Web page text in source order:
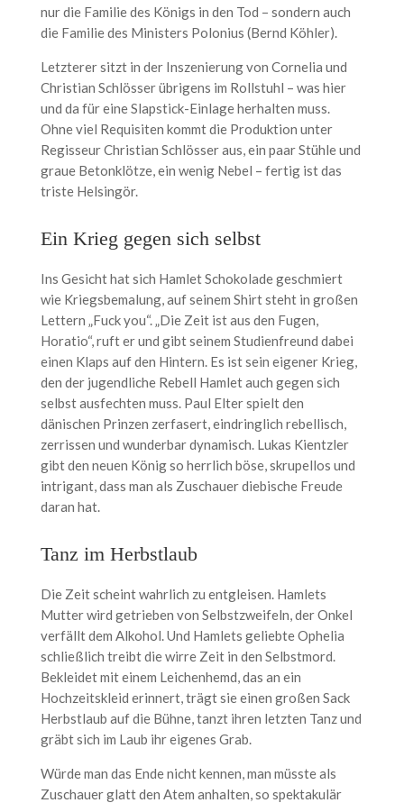
nur die Familie des Königs in den Tod – sondern auch
die Familie des Ministers Polonius (Bernd Köhler).
Letzterer sitzt in der Inszenierung von Cornelia und
Christian Schlösser übrigens im Rollstuhl – was hier
und da für eine Slapstick-Einlage herhalten muss.
Ohne viel Requisiten kommt die Produktion unter
Regisseur Christian Schlösser aus, ein paar Stühle und
graue Betonklötze, ein wenig Nebel – fertig ist das
triste Helsingör.
Ein Krieg gegen sich selbst
Ins Gesicht hat sich Hamlet Schokolade geschmiert
wie Kriegsbemalung, auf seinem Shirt steht in großen
Lettern „Fuck you“. „Die Zeit ist aus den Fugen,
Horatio“, ruft er und gibt seinem Studienfreund dabei
einen Klaps auf den Hintern. Es ist sein eigener Krieg,
den der jugendliche Rebell Hamlet auch gegen sich
selbst ausfechten muss. Paul Elter spielt den
dänischen Prinzen zerfasert, eindringlich rebellisch,
zerrissen und wunderbar dynamisch. Lukas Kientzler
gibt den neuen König so herrlich böse, skrupellos und
intrigant, dass man als Zuschauer diebische Freude
daran hat.
Tanz im Herbstlaub
Die Zeit scheint wahrlich zu entgleisen. Hamlets
Mutter wird getrieben von Selbstzweifeln, der Onkel
verfällt dem Alkohol. Und Hamlets geliebte Ophelia
schließlich treibt die wirre Zeit in den Selbstmord.
Bekleidet mit einem Leichenhemd, das an ein
Hochzeitskleid erinnert, trägt sie einen großen Sack
Herbstlaub auf die Bühne, tanzt ihren letzten Tanz und
gräbt sich im Laub ihr eigenes Grab.
Würde man das Ende nicht kennen, man müsste als
Zuschauer glatt den Atem anhalten, so spektakulär